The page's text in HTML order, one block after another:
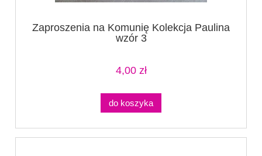
Zaproszenia na Komunię Kolekcja Paulina
wzór 3
4,00 zł
do koszyka